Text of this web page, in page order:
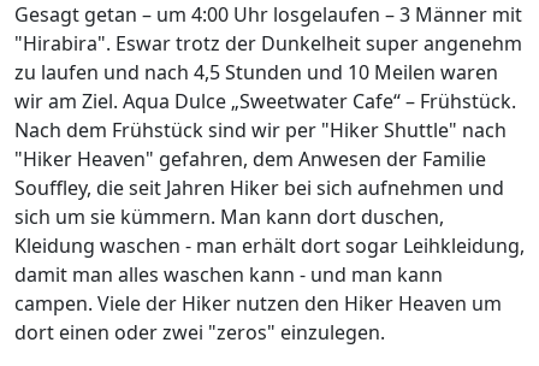
Gesagt getan – um 4:00 Uhr losgelaufen – 3 Männer mit
"Hirabira". Eswar trotz der Dunkelheit super angenehm
zu laufen und nach 4,5 Stunden und 10 Meilen waren
wir am Ziel. Aqua Dulce „Sweetwater Cafe“ – Frühstück.
Nach dem Frühstück sind wir per "Hiker Shuttle" nach
"Hiker Heaven" gefahren, dem Anwesen der Familie
Souffley, die seit Jahren Hiker bei sich aufnehmen und
sich um sie kümmern. Man kann dort duschen,
Kleidung waschen - man erhält dort sogar Leihkleidung,
damit man alles waschen kann - und man kann
campen. Viele der Hiker nutzen den Hiker Heaven um
dort einen oder zwei "zeros" einzulegen.